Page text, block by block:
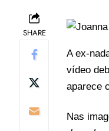
SHARE
A ex-
vídeo
aparece
Nas